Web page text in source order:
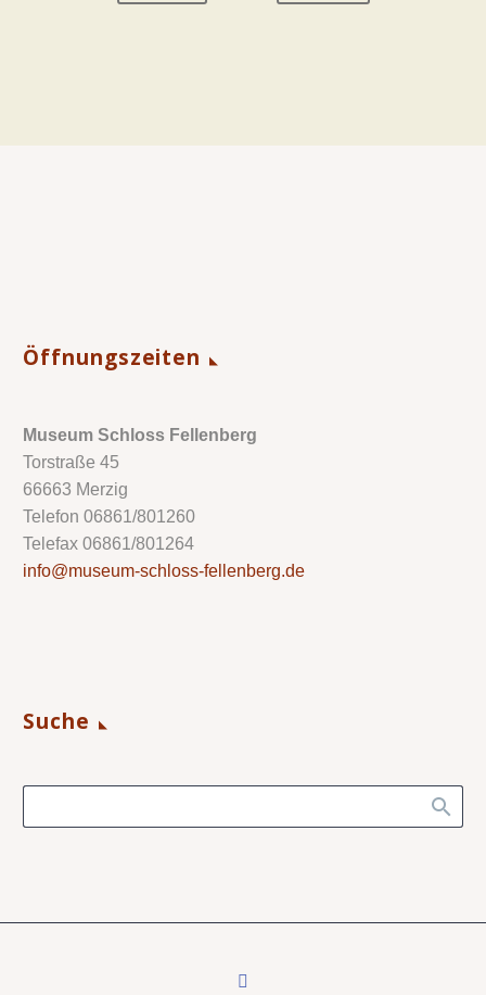
Öffnungszeiten
Museum Schloss Fellenberg
Torstraße 45
66663 Merzig
Telefon 06861/801260
Telefax 06861/801264
info@museum-schloss-fellenberg.de
Suche